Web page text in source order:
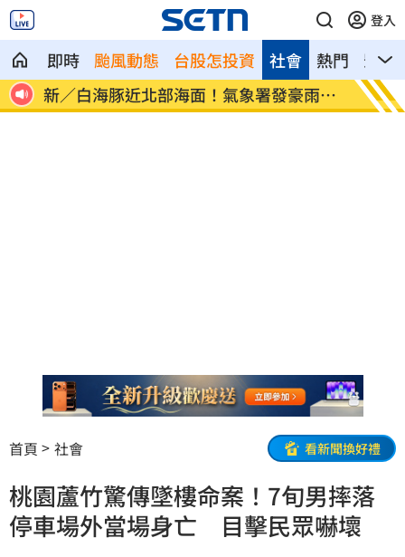
登入
即時 颱風動態 台股怎投資 熱門 影音
社會
台
新／白海豚近北部海面！氣象署發豪雨特
報
南電
首頁 社會 看新聞換好禮
桃園蘆竹驚傳墜樓命案！7旬男摔落
停車場外當場身亡 目擊民眾嚇壞